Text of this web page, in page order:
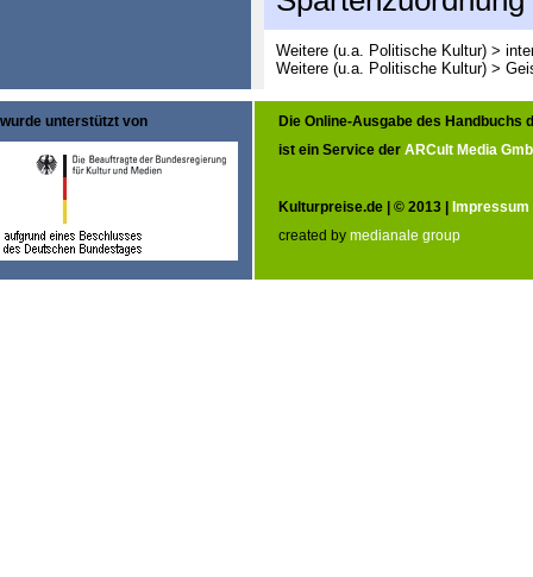
Weitere (u.a. Politische Kultur) >
Weitere (u.a. Politische Kultur) >
wurde unterstützt von
Die Online-Ausgabe des Handbuchs
ist ein Service der ARCult Media
Kulturpreise.de | © 2013 | Impressum
created by medianale group